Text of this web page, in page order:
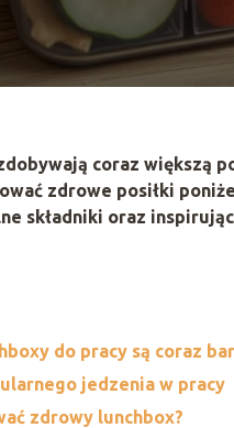
coraz większą
zdrowe posiłki
składniki oraz
do pracy są coraz
jedzenia w pracy
zdrowy lunchbox?